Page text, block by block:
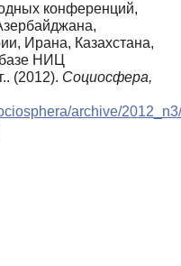
конференций,
Ирана, Казахстана,
НИЦ
(2012). Социосфера,
archive/